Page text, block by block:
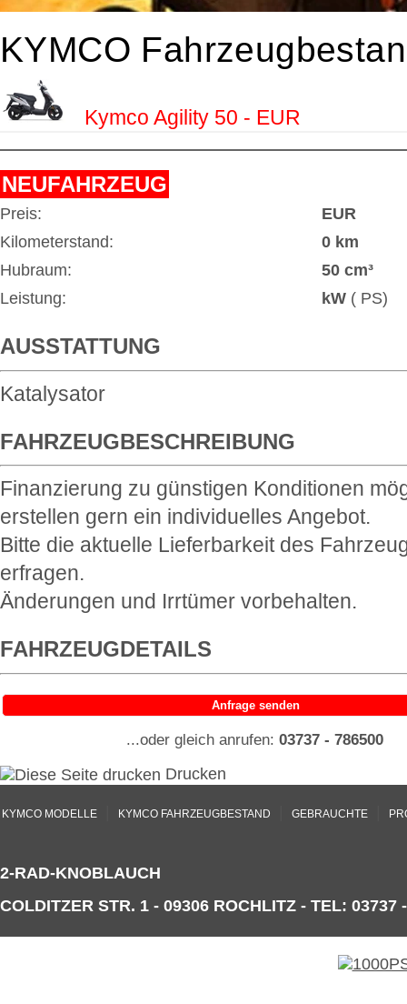
KYMCO
Kymco Agility 50 - EUR
NEUFAHRZEUG
Preis:
EUR
Kilometerstand:
0 km
Hubraum:
50 cm³
Leistung:
kW ( PS)
AUSSTATTUNG
Katalysator
FAHRZEUGBESCHREIBUNG
Finanzierung zu günstigen Konditionen
erstellen gern ein individuelles Angebot.
Bitte die aktuelle Lieferbarkeit des
erfragen.
Änderungen und Irrtümer vorbehalten.
FAHRZEUGDETAILS
Anfrage senden
...oder gleich anrufen: 03737 - 786500
Drucken
KYMCO MODELLE KYMCO FAHRZEUGBESTAND GEBRAUCHTE
2-RAD-KNOBLAUCH
COLDITZER STR. 1 - 09306 ROCHLITZ - TEL: 03737